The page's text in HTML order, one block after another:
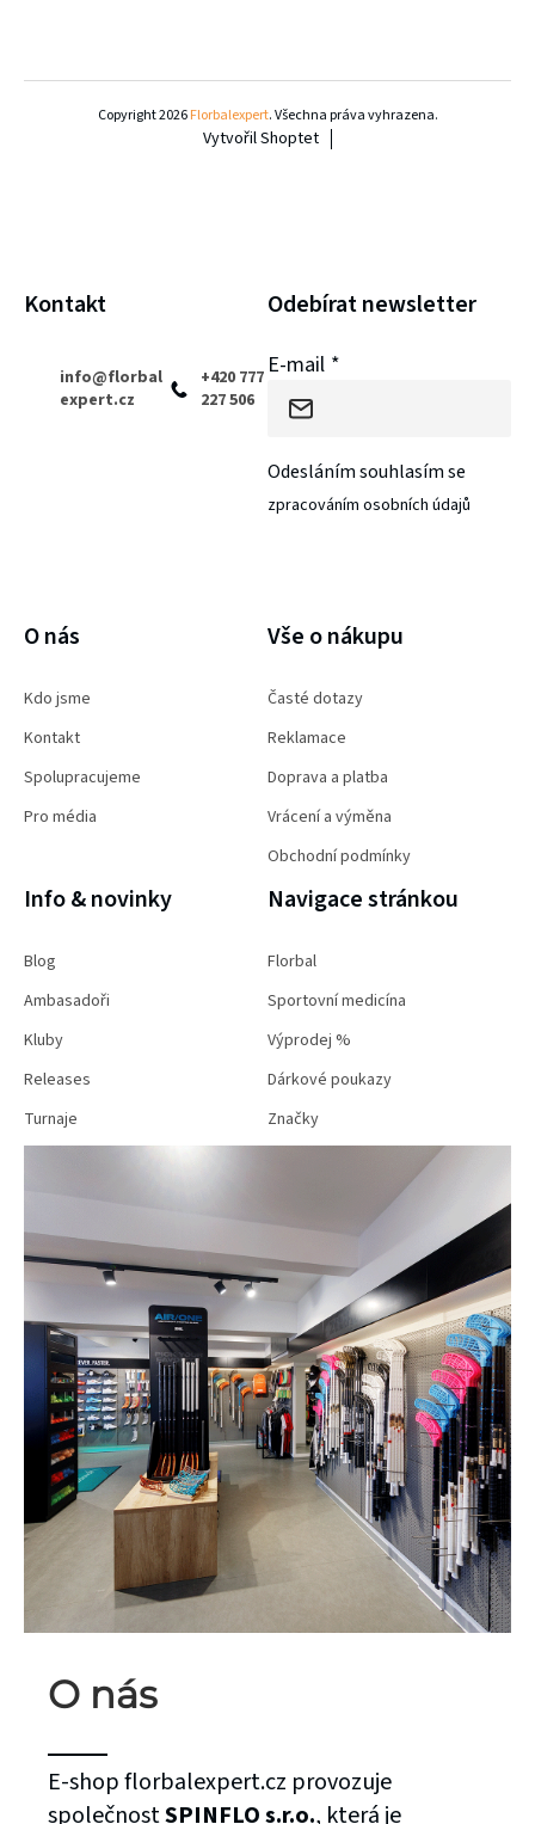
ý
p
Kontakt
info@florbal
expert.cz
+420 777
227 506
Odebírat newsletter
E-mail
Odesláním souhlasím se
zpracováním osobních údajů
O nás
Kdo jsme
Kontakt
Spolupracujeme
Pro média
Vše o nákupu
Časté dotazy
Reklamace
Doprava a platba
Vrácení a výměna
Obchodní podmínky
Info & novinky
Blog
Ambasadoři
Kluby
Releases
Turnaje
Navigace stránkou
Florbal
Sportovní medicína
Výprodej %
Dárkové poukazy
Značky
O nás
E-shop florbalexpert.cz provozuje
společnostSPINFLO s.r.o., která je
Vytvořil Shoptet
Copyright 2026Florbalexpert. Všechna práva vyhrazena.